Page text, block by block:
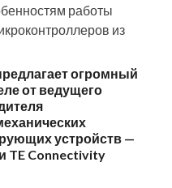
работы
из
огромный
от ведущего
устройств —
TE Connectivity